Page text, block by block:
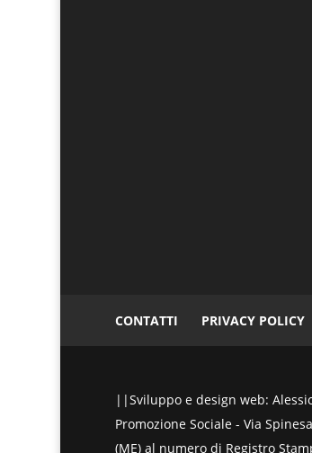
CONTATTI PRIVACY POLICY
||Sviluppo e design web:
Promozione Sociale - Via
(ME) al numero di Registro